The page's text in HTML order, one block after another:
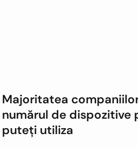
Majoritatea
numărul de dispozitive
puteți utiliza